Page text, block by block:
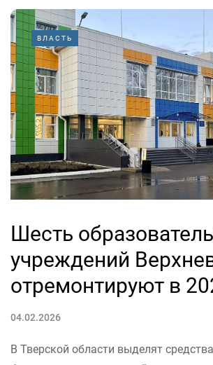
ВЛАСТЬ
Шесть
учреждений
отремонтируют в
04.02.2026
В Тверской области выделят